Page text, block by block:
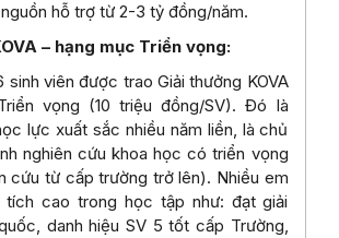
hỗ trợ từ 2-3 tỷ đồng/năm.
– hạng mục Triển vọng:
sinh viên được trao Giải thưởng KOVA
vọng (10 triệu đồng/SV). Đó là
lực xuất sắc nhiều năm liền, là chủ
nghiên cứu khoa học có triển vọng
cứu từ cấp trường trở lên). Nhiều em
tích cao trong học tập như: đạt giải
danh hiệu SV 5 tốt cấp Trường,